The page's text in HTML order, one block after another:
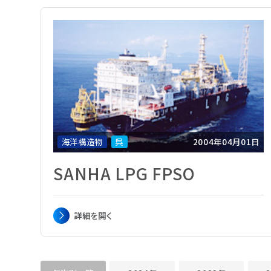
海洋構造物 呉 2004年04月01日
SANHA LPG FPSO
主要寸法
長さ 230.0m × 幅 49.0m × 深さ 29.3m
詳細を開く